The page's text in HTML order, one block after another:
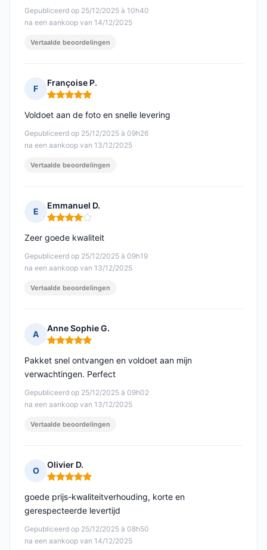
Gepubliceerd op 25/12/2025 à 10h40
na een aankoop van 14/12/2025
Vertaalde beoordelingen
F
Françoise P.
Opmerking: 5 van 5
Gepubliceerd op 25/12/2025 à 09h26
na een aankoop van 13/12/2025
Voldoet aan de foto en snelle levering
Vertaalde beoordelingen
E
Emmanuel D.
Opmerking: 4 van 5
Gepubliceerd op 25/12/2025 à 09h19
na een aankoop van 13/12/2025
Zeer goede kwaliteit
Vertaalde beoordelingen
A
Anne Sophie G.
Opmerking: 5 van 5
Gepubliceerd op 25/12/2025 à 09h02
na een aankoop van 13/12/2025
Pakket snel ontvangen en voldoet aan mijn
verwachtingen. Perfect
Vertaalde beoordelingen
O
Olivier D.
Opmerking: 5 van 5
Gepubliceerd op 25/12/2025 à 08h50
na een aankoop van 14/12/2025
goede prijs-kwaliteitverhouding, korte en
gerespecteerde levertijd